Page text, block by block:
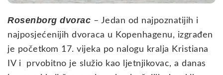
Rosenborg dvorac – Jedan od najpoznatijih i
najposjećenijih dvoraca u Kopenhagenu, izgrađen
je početkom 17. vijeka po nalogu kralja Kristiana
IV i prvobitno je služio kao ljetnjikovac, a danas